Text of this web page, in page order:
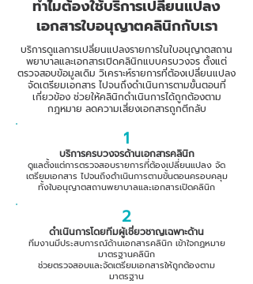
ทำไมต้องใช้บริการเปลี่ยนแปลง
เอกสารใบอนุญาตคลินิกกับเรา
บริการดูแลการเปลี่ยนแปลงรายการในใบอนุญาตสถาน
พยาบาลและเอกสารเปิดคลินิกแบบครบวงจร ตั้งแต่
ตรวจสอบข้อมูลเดิม วิเคราะห์รายการที่ต้องเปลี่ยนแปลง
จัดเตรียมเอกสาร ไปจนถึงดำเนินการตามขั้นตอนที่
เกี่ยวข้อง ช่วยให้คลินิกดำเนินการได้ถูกต้องตาม
กฎหมาย ลดความเสี่ยงเอกสารถูกตีกลับ
1
บริการครบวงจรด้านเอกสารคลินิก
ดูแลตั้งแต่การตรวจสอบรายการที่ต้องเปลี่ยนแปลง จัด
เตรียมเอกสาร ไปจนถึงดำเนินการตามขั้นตอนครอบคลุม
ทั้งใบอนุญาตสถานพยาบาลและเอกสารเปิดคลินิก
2
ดำเนินการโดยทีมผู้เชี่ยวชาญเฉพาะด้าน
ทีมงานมีประสบการณ์ด้านเอกสารคลินิก เข้าใจกฏหมาย
มาตรฐานคลินิก
ช่วยตรวจสอบและจัดเตรียมเอกสารให้ถูกต้องตาม
มาตรฐาน